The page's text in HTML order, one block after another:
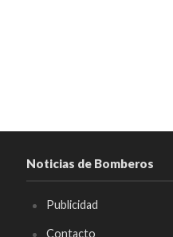
Noticias de Bomberos
Publicidad
Contacto